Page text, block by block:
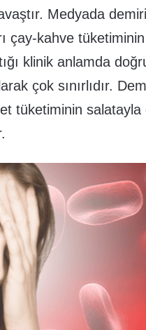
Medyada
çay-kahve
klinik anlamda
çok sınırlıdır.
tüketiminin